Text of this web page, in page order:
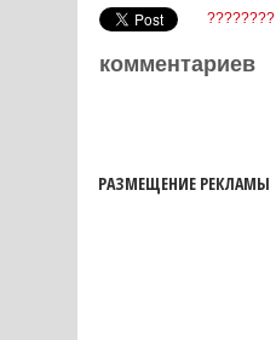
????????
комментариев
РАЗМЕЩЕНИЕ РЕКЛАМЫ